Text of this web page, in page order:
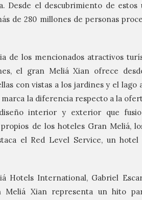
Desde el descubrimiento de estos
de 280 millones de personas
de los mencionados atractivos
el gran Meliá Xian ofrece
con vistas a los jardines y el lago
la diferencia respecto a la
interior y exterior que
de los hoteles Gran Meliá,
el Red Level Service, un hotel
Hotels International, Gabriel
Meliá Xian representa un hito